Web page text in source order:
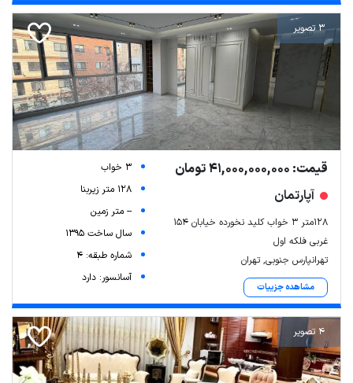
3 تصویر
قیمت: 41,000,000,000 تومان
آپارتمان
128متر ۳ خواب کلید نخورده خیابان ۱۵۴
غربی فلکه اول
تهرانپارس جنوبی, تهران
مشاهده جزییات
3 خواب
128 متر زیربنا
-- متر زمین
سال ساخت 1395
شماره طبقه: 4
آسانسور: دارد
4 تصویر